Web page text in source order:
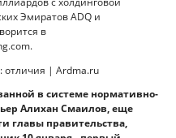
Эмиратов ADQ и
в
в системе нормативно-
Алихан Смаилов, еще
главы правительства,